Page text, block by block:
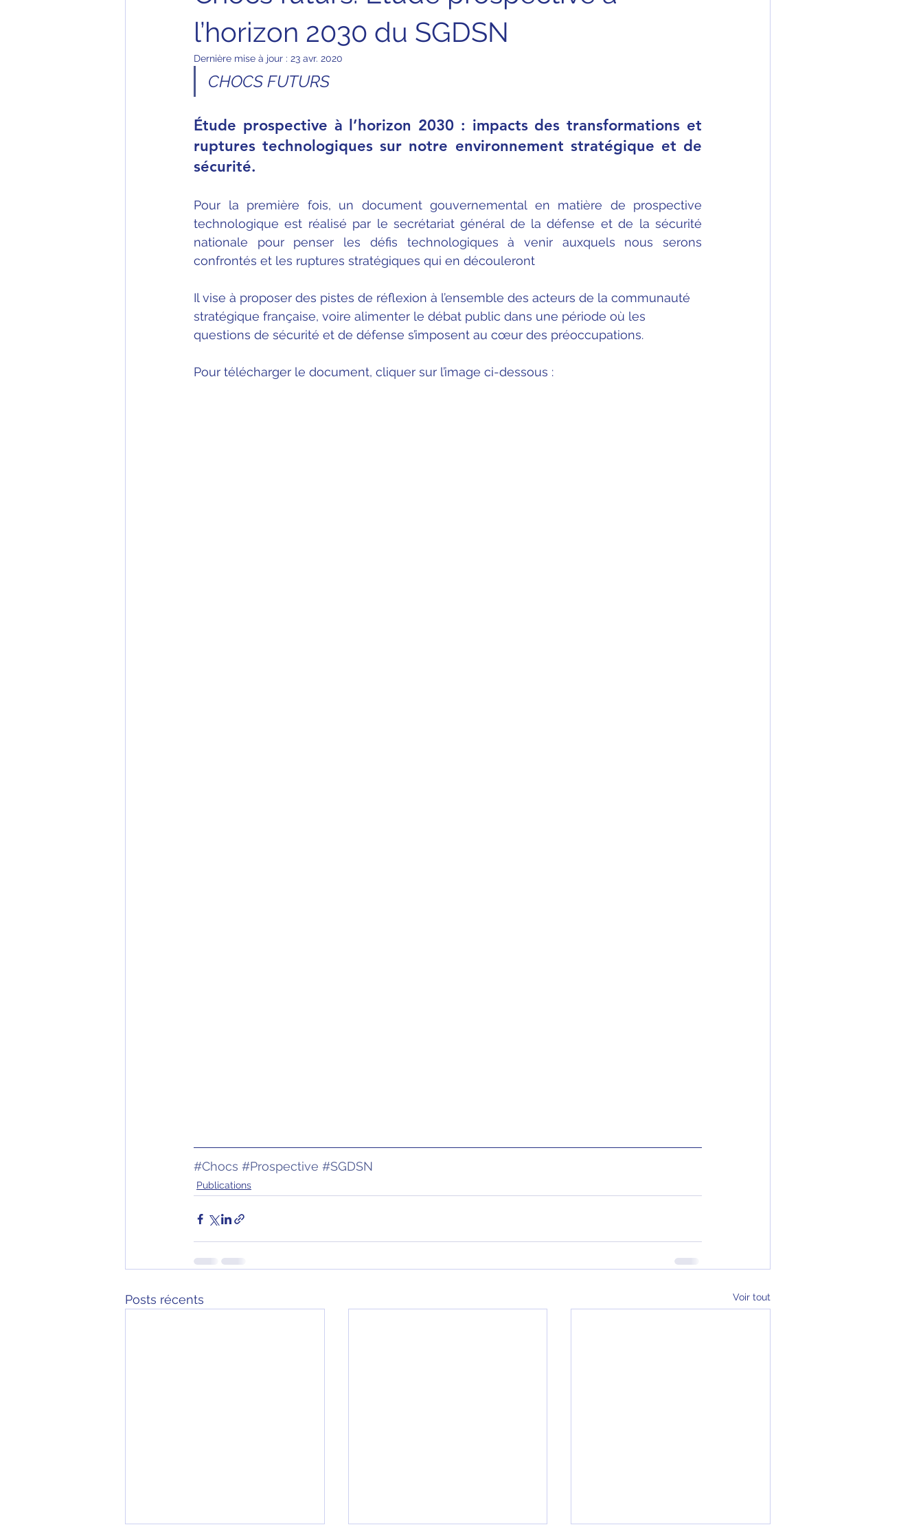
l’horizon 2030 du SGDSN
Dernière mise à jour : 23 avr. 2020
CHOCS FUTURS
Étude prospective à l’horizon 2030 : impacts des transformations et
ruptures technologiques sur notre environnement stratégique et de
sécurité.
Pour la première fois, un document gouvernemental en matière de prospective
technologique est réalisé par le secrétariat général de la défense et de la sécurité
nationale pour penser les défis technologiques à venir auxquels nous serons
confrontés et les ruptures stratégiques qui en découleront
Il vise à proposer des pistes de réflexion à l’ensemble des acteurs de la communauté
stratégique française, voire alimenter le débat public dans une période où les
questions de sécurité et de défense s’imposent au cœur des préoccupations.
Pour télécharger le document, cliquer sur l’image ci-dessous :
#Chocs #Prospective #SGDSN
Publications
Posts récents Voir tout